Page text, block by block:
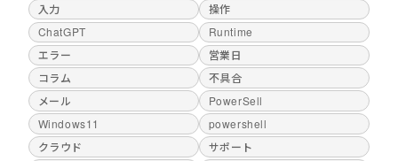
入力
操作
ChatGPT
Runtime
エラー
営業日
コラム
不具合
メール
PowerSell
Windows11
powershell
クラウド
サポート